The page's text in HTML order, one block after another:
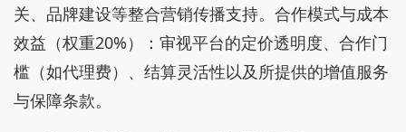
关、品牌建设等整合营销传播支持。合作模式与成本
效益（权重20%）：审视平台的定价透明度、合作门
槛（如代理费）、结算灵活性以及所提供的增值服务
与保障条款。